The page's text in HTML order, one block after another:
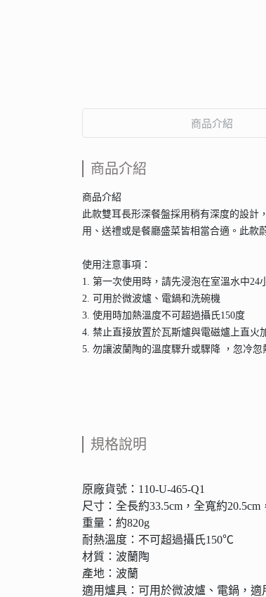
商品介紹
商品介紹
商品介紹
此款雙耳長形深餐盤採用稍有深度的設計
用、送禮或是餐廳盛菜皆相當合適。此款
使用注意事項：
1. 第一次使用時，請先浸泡在室溫水中24
2. 可用於微波爐、電鍋和洗碗機
3. 使用時加熱溫度不可超過攝氏150度
4. 禁止直接放置於瓦斯爐與電磁爐上直火
5. 勿讓波蘭陶的溫度驟升或驟降 ，忽冷忽
規格說明
原廠貨號：110-U-465-Q1
尺寸：全長約33.5cm，全寬約20.5cm
重量：約820g
耐熱溫度：不可超過攝氏150℃
材質：波蘭陶
產地：波蘭
適用爐具：可用於微波爐、電鍋，適